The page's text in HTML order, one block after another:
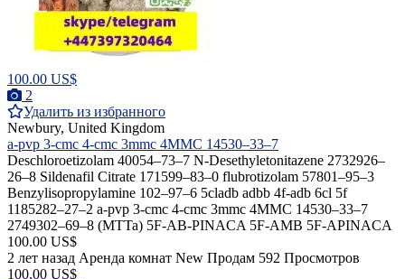
100.00 US$
2
Удалить из избранного
Newbury, United Kingdom
a-pvp 3-cmc 4-cmc 3mmc 4MMC 14530–33–7
Deschloroetizolam 40054–73–7 N-Desethyletonitazene 2732926–
26–8 Sildenafil Citrate 171599–83–0 flubrotizolam 57801–95–3
Benzylisopropylamine 102–97–6 5cladb adbb 4f-adb 6cl 5f
1185282–27–2 a-pvp 3-cmc 4-cmc 3mmc 4MMC 14530–33–7
2749302–69–8 (MTTa) 5F-AB-PINACA 5F-AMB 5F-APINACA
100.00 US$
2 лет назад Аренда комнат New Продам 592 Просмотров
100.00 US$